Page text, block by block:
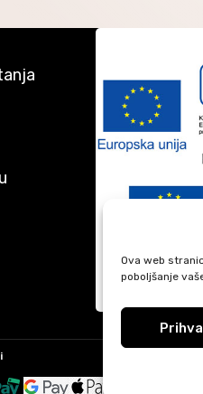
Ova web
poboljšanje